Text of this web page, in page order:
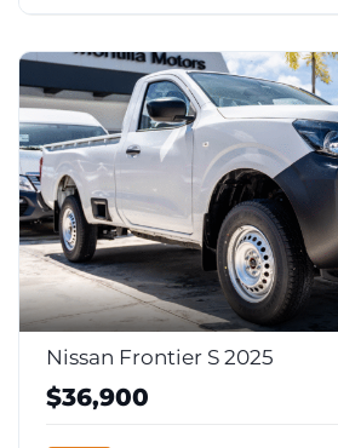
Nissan Frontier S 2025
$36,900